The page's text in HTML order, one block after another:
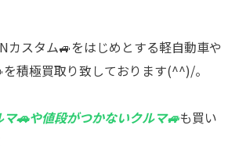
カスタム🚙をはじめとする軽自動車や
積極買取り致しております(^^)/。
🚗や値段がつかないクルマ🚙も買い